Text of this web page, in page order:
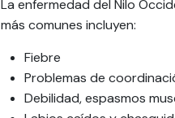
La enfermedad del Nilo
más comunes incluyen:
Fiebre
Problemas de
Debilidad, espasmos